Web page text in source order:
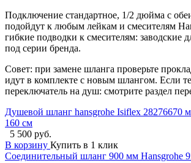
Подключение стандартное, 1/2 дюйма с
подойдут к любым лейкам и смесителям
гибкие подводки к смесителям: заводские
под серии бренда.
Совет: при замене шланга проверьте
идут в комплекте с новым шлангом. Если
переключатель на душ: смотрите раздел
Душевой шланг hansgrohe Isiflex 28276670
160 см
5 500 руб.
В корзину Купить в 1 клик
Соединительный шланг 900 мм Hansgrohe